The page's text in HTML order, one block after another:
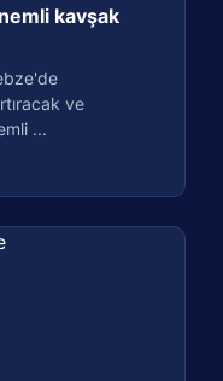
kavşak
ve
...